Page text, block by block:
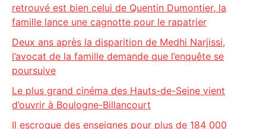
retrouvé est bien celui de Quentin Dumontier, la
famille lance une cagnotte pour le rapatrier
Deux ans après la disparition de Medhi Narjissi,
l’avocat de la famille demande que l’enquête se
poursuive
Le plus grand cinéma des Hauts-de-Seine vient
d’ouvrir à Boulogne-Billancourt
Il escroque des enseignes pour plus de 184 000